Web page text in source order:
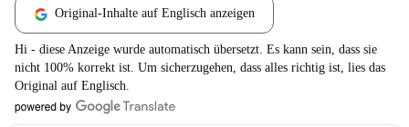
Original-Inhalte auf Englisch anzeigen
Hi - diese Anzeige wurde automatisch übersetzt. Es kann sein, dass sie
nicht 100% korrekt ist. Um sicherzugehen, dass alles richtig ist, lies das
Original auf Englisch.